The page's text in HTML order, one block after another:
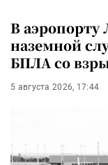
В аэропорту
наземной
БПЛА со
5 августа 2026, 17:44